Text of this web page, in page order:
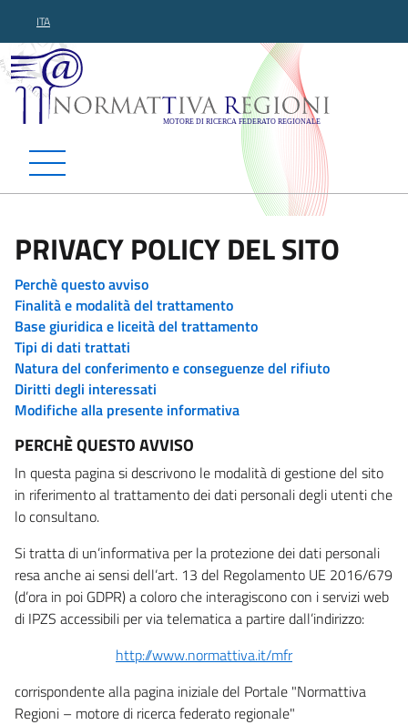
ITA
Normattiva Regioni -
PRIVACY POLICY DEL SITO
Perchè questo avviso
Finalità e modalità del trattamento
Base giuridica e liceità del trattamento
Tipi di dati trattati
Natura del conferimento e conseguenze del rifiuto
Diritti degli interessati
Modifiche alla presente informativa
PERCHÈ QUESTO AVVISO
In questa pagina si descrivono le modalità di gestione del sito
in riferimento al trattamento dei dati personali degli utenti che
lo consultano.
Si tratta di un’informativa per la protezione dei dati personali
resa anche ai sensi dell’art. 13 del Regolamento UE 2016/679
(d’ora in poi GDPR) a coloro che interagiscono con i servizi web
di IPZS accessibili per via telematica a partire dall’indirizzo:
http://www.normattiva.it/mfr
corrispondente alla pagina iniziale del Portale "Normattiva
Regioni – motore di ricerca federato regionale"